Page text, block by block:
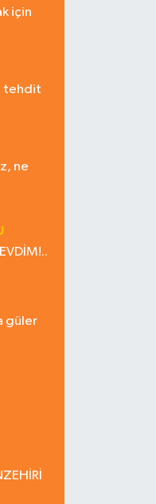
için
tehdit
ne
güler